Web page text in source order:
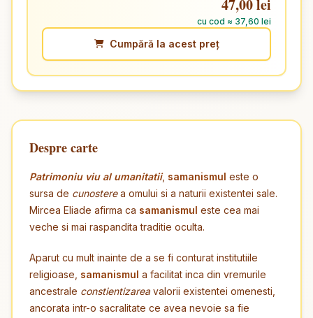
47,00 lei
cu cod ≈ 37,60 lei
Cumpără la acest preț
Despre carte
Patrimoniu viu al umanitatii, samanismul este o
sursa de cunosterea omului si a naturii existentei sale.
Mircea Eliade afirma ca samanismul este cea mai
veche si mai raspandita traditie oculta.
Aparut cu mult inainte de a se fi conturat institutiile
religioase, samanismul a facilitat inca din vremurile
ancestrale constientizareavalorii existentei omenesti,
ancorata intr-o sacralitate ce avea nevoie sa fie